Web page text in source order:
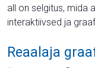
all on selgitus, mida
interaktiivsed ja
Reaalaja